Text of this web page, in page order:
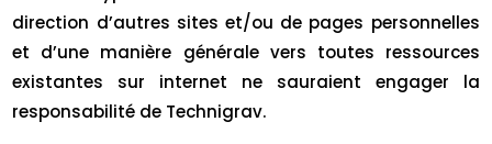
direction d’autres sites et/ou de pages personnelles
et d’une manière générale vers toutes ressources
existantes sur internet ne sauraient engager la
responsabilité de Technigrav.